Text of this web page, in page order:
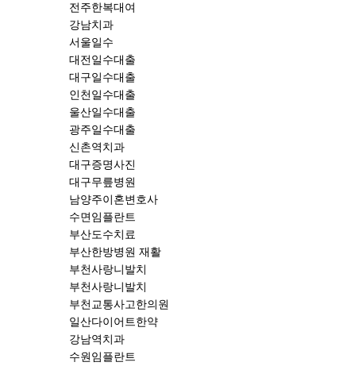
전주한복대여
강남치과
서울일수
대전일수대출
대구일수대출
인천일수대출
울산일수대출
광주일수대출
신촌역치과
대구증명사진
대구무릎병원
남양주이혼변호사
수면임플란트
부산도수치료
부산한방병원 재활
부천사랑니발치
부천사랑니발치
부천교통사고한의원
일산다이어트한약
강남역치과
수원임플란트